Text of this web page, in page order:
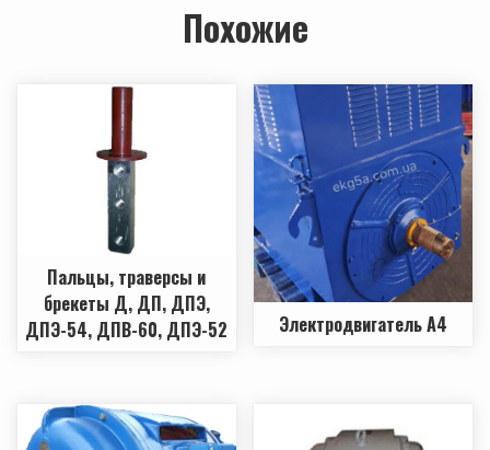
Похожие
Пальцы, траверсы и
брекеты Д, ДП, ДПЭ,
ДПЭ-54, ДПВ-60, ДПЭ-52
Электродвигатель А4